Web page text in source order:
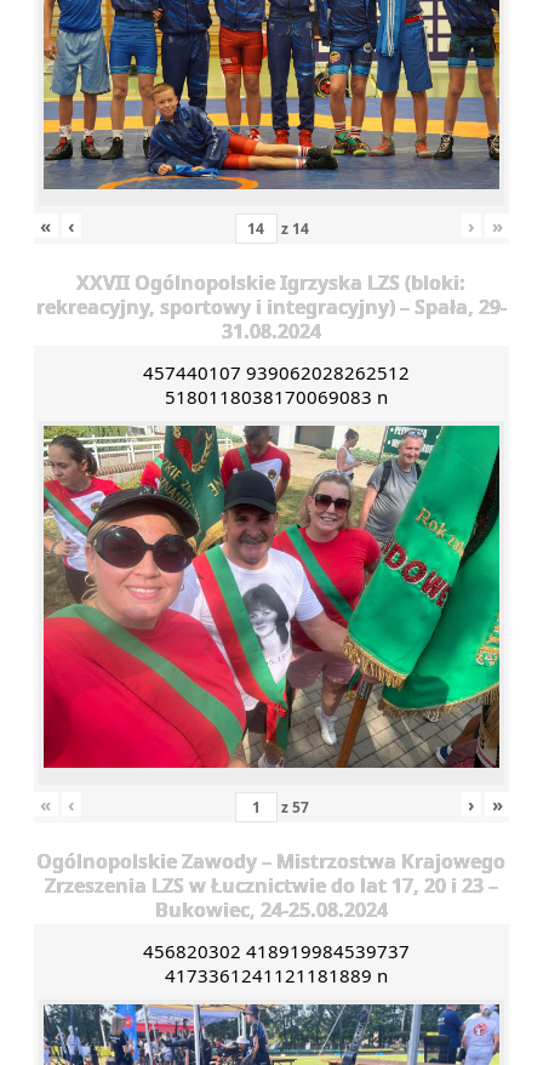
« ‹ z 14 › »
XXVII Ogólnopolskie Igrzyska LZS (bloki:
rekreacyjny, sportowy i integracyjny) – Spała, 29-
31.08.2024
457440107 939062028262512
5180118038170069083 n
« ‹ z57 › »
Ogólnopolskie Zawody – Mistrzostwa Krajowego
Zrzeszenia LZS w Łucznictwie do lat 17, 20 i 23 –
Bukowiec, 24-25.08.2024
456820302 418919984539737
4173361241121181889 n